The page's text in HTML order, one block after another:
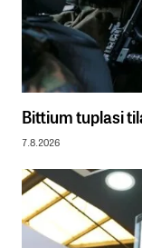
Bittium tuplasi
7.8.2026